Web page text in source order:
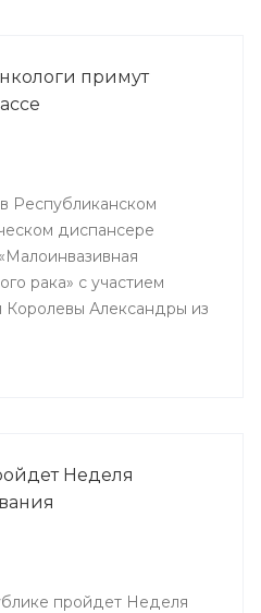
примут
Республиканском
диспансере
рака» с участием
Королевы Александры из
Неделя
пройдет Неделя